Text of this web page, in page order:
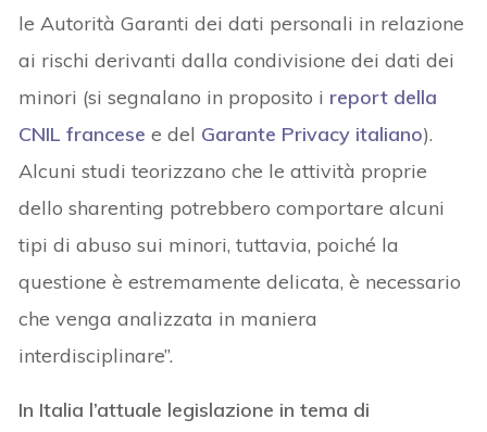
le Autorità Garanti dei dati personali in relazione
ai rischi derivanti dalla condivisione dei dati dei
minori (si segnalano in proposito i report della
CNIL francese e del Garante Privacy italiano).
Alcuni studi teorizzano che le attività proprie
dello sharenting potrebbero comportare alcuni
tipi di abuso sui minori, tuttavia, poiché la
questione è estremamente delicata, è necessario
che venga analizzata in maniera
interdisciplinare”.
In Italia l’attuale legislazione in tema di